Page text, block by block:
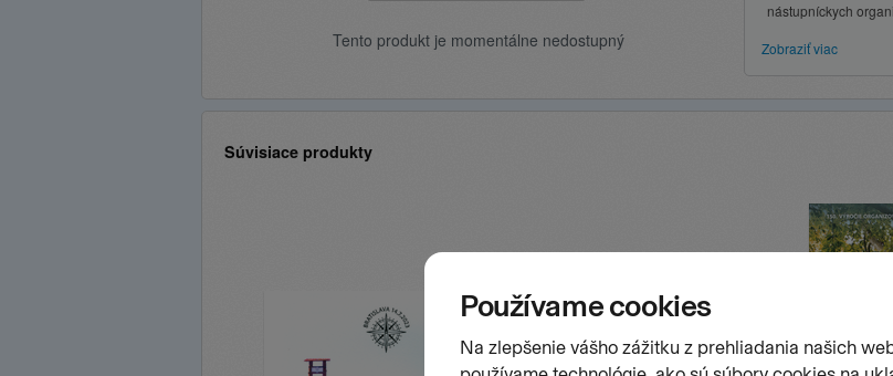
Tento produkt je momentálne nedostupný
nástupníckych
Zobraziť viac
Súvisiace produkty